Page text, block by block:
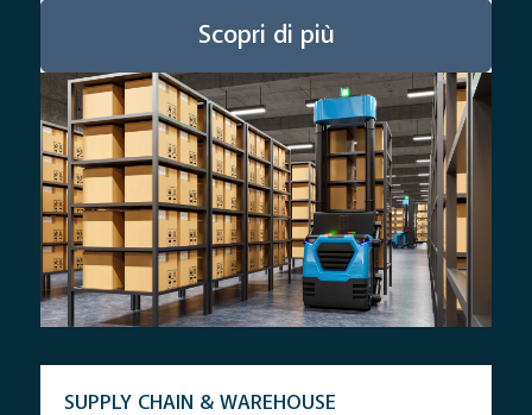
Scopri di più
SUPPLY CHAIN & WAREHOUSE